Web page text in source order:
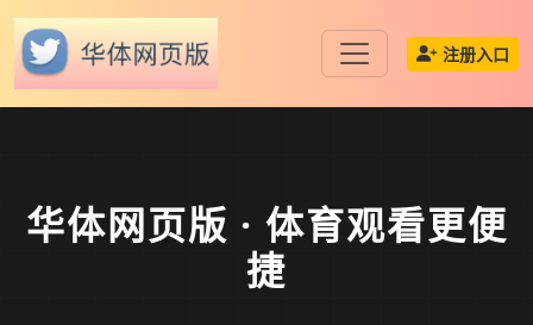
注册入口
华体网页版 · 体育观看更便
捷